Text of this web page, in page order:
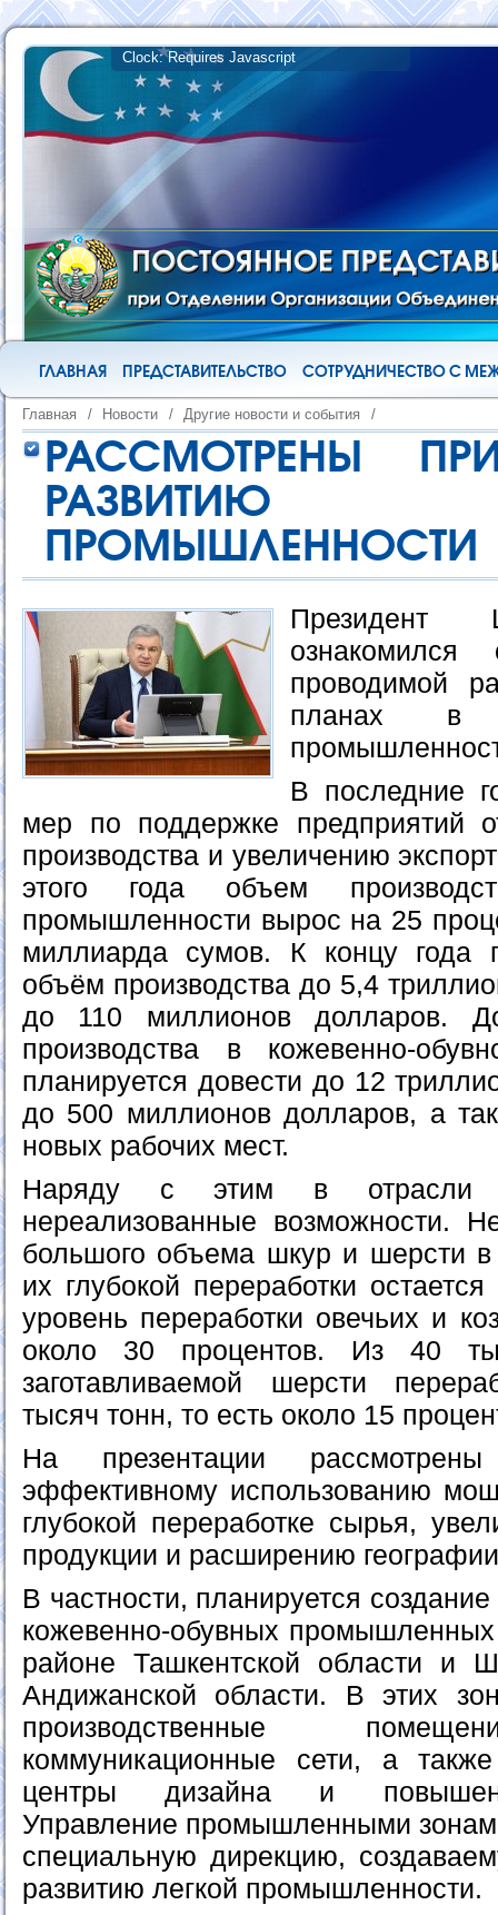
ГЛАВНАЯ ПРЕДСТАВИТЕЛЬСТВО СОТРУДНИЧЕСТВО С
Главная / Новости / Другие новости и события /
РАССМОТРЕНЫ
РАЗВИТИЮ
ПРОМЫШЛЕННОСТИ
Президент
проводимой
планах в
В последние
мер по поддержке предприятий
производства и увеличению
этого года объем
промышленности вырос на 25
миллиарда сумов. К концу года
объём производства до 5,4
до 110 миллионов долларов.
производства в кожевенно-
планируется довести до 12
до 500 миллионов долларов, а
новых рабочих мест.
Наряду с этим в отрасли
нереализованные возможности.
большого объема шкур и шерсти в
их глубокой переработки
уровень переработки овечьих и
около 30 процентов. Из 40
заготавливаемой шерсти
тысяч тонн, то есть около 15
На презентации
эффективному использованию
глубокой переработке сырья,
продукции и расширению
В частности, планируется
кожевенно-обувных промышленных
районе Ташкентской области и
Андижанской области. В этих
производственные
коммуникационные сети, а
центры дизайна и
Управление промышленными
специальную дирекцию,
развитию легкой промышленности.